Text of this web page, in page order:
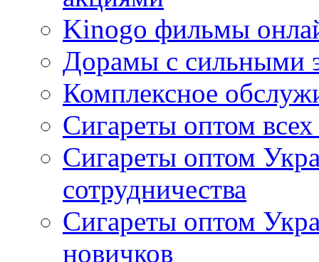
Kinogo фильмы
Дорамы с сильными
Комплексное
Сигареты оптом
Сигареты оптом
сотрудничества
Сигареты оптом
новичков